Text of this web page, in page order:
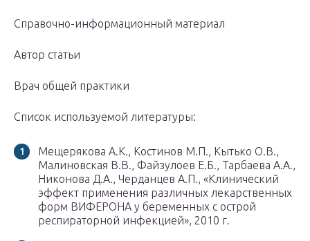
Справочно-информационный материал
Автор статьи
Врач общей практики
Список используемой литературы:
Мещерякова А.К., Костинов М.П., Кытько О.В.,
Малиновская В.В., Файзулоев Е.Б., Тарбаева А.А.,
Никонова Д.А., Черданцев А.П., «Клинический
эффект применения различных лекарственных
форм ВИФЕРОНА у беременных с острой
респираторной инфекцией», 2010 г.